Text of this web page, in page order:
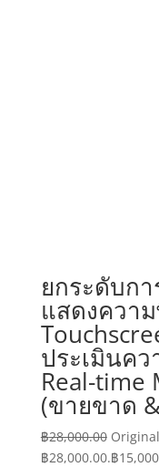
ยกระดับกา
แสดงควา
ประเมินค
Real-time
(ขายขาด
฿28,000.00
฿28,000.00.฿